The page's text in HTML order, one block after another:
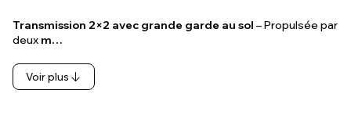
Transmission 2×2 avec grande garde au sol – Propulsée par
deux m…
Voir plus